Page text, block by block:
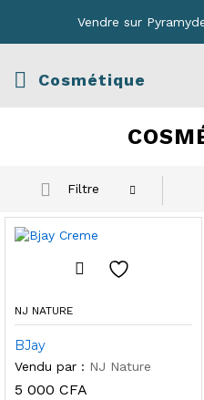
Vendre sur
Cosmétique
Filtre
NJ NATURE
BJay
Vendu par : NJ Nature
5 000 CFA